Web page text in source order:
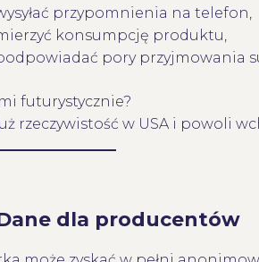
przypomnienia na telefon,
konsumpcję produktu,
pory przyjmowania
futurystycznie?
rzeczywistość w USA i powoli
dla producentów